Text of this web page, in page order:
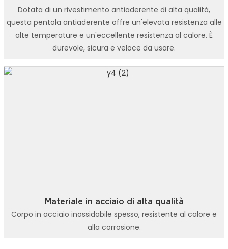
Dotata di un rivestimento antiaderente di alta qualità,
questa pentola antiaderente offre un'elevata resistenza alle
alte temperature e un'eccellente resistenza al calore. È
durevole, sicura e veloce da usare.
Materiale in acciaio di alta qualità
Corpo in acciaio inossidabile spesso, resistente al calore e
alla corrosione.